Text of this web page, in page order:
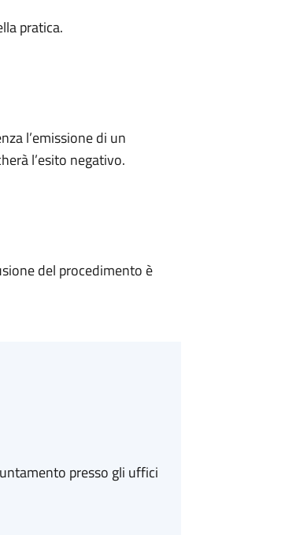
pratica.
l’emissione di un
l’esito negativo.
del procedimento è
presso gli uffici